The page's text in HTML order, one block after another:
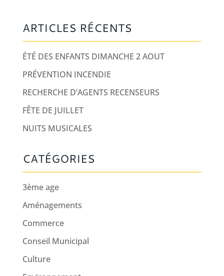
ARTICLES RÉCENTS
ÉTÉ DES ENFANTS DIMANCHE 2 AOUT
PRÉVENTION INCENDIE
RECHERCHE D’AGENTS RECENSEURS
FÊTE DE JUILLET
NUITS MUSICALES
CATÉGORIES
3ème age
Aménagements
Commerce
Conseil Municipal
Culture